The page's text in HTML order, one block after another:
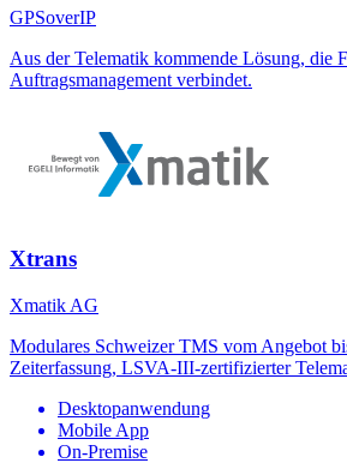
GPSoverIP
Aus der Telematik kommende Lösung, die
Auftragsmanagement verbindet.
Xtrans
Xmatik AG
Modulares Schweizer TMS vom Angebot
Zeiterfassung, LSVA-III-zertifizierter
Desktopanwendung
Mobile App
On-Premise